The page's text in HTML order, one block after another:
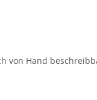
von Hand